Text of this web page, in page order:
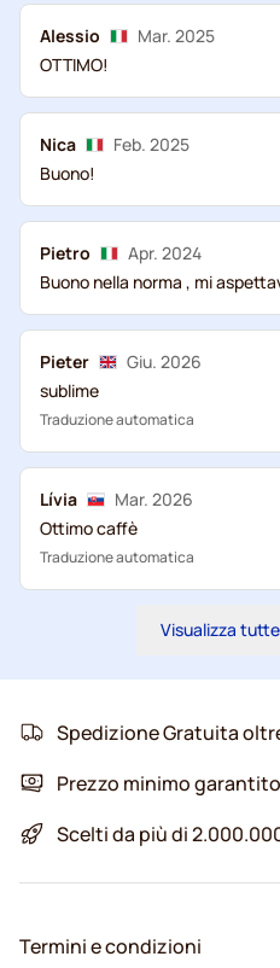
Alessio
Mar. 2025
OTTIMO!
Nica
Feb. 2025
Buono!
Pietro
Apr. 2024
Buono nella norma , mi
Pieter
Giu. 2026
sublime
Traduzione automatica
Lívia
Mar. 2026
Ottimo caffè
Traduzione automatica
Visualizza
Spedizione Gratuita
Prezzo minimo
Scelti da più di
Termini e condizioni